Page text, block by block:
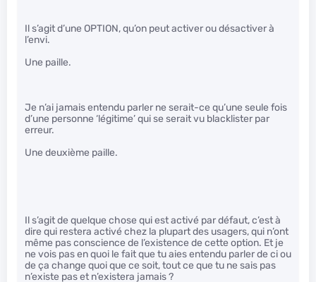
Il s’agit d’une OPTION, qu’on peut activer ou désactiver à
l’envi.
Une paille.
Je n’ai jamais entendu parler ne serait-ce qu’une seule fois
d’une personne ‘légitime’ qui se serait vu blacklister par
erreur.
Une deuxième paille.
Il s’agit de quelque chose qui est activé par défaut, c’est à
dire qui restera activé chez la plupart des usagers, qui n’ont
même pas conscience de l’existence de cette option. Et je
ne vois pas en quoi le fait que tu aies entendu parler de ci ou
de ça change quoi que ce soit, tout ce que tu ne sais pas
n’existe pas et n’existera jamais ?